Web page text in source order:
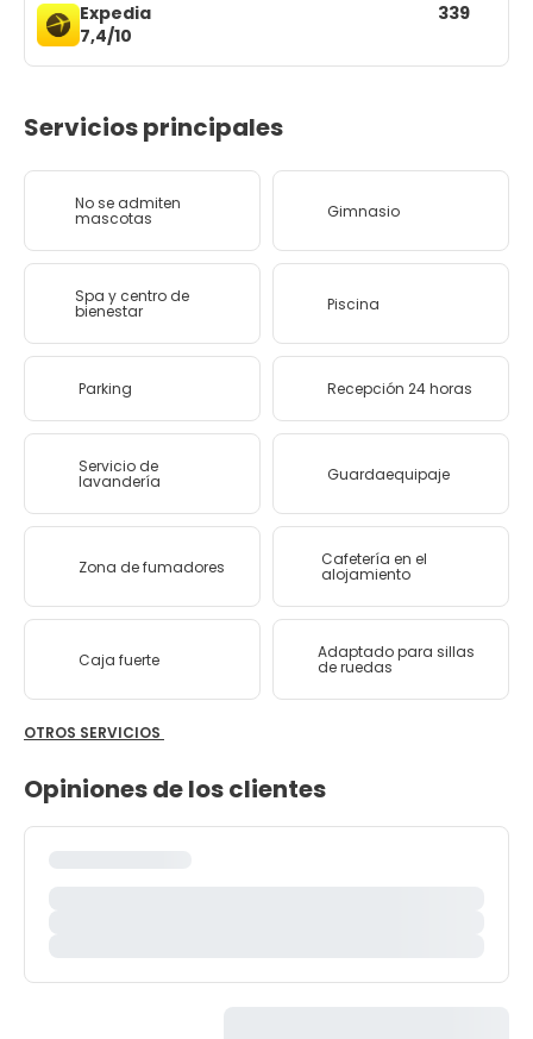
Expedia
7,4/10
339
Servicios principales
No se admiten
mascotas Gimnasio
Spa y centro de
bienestar Piscina
Parking Recepción 24 horas
Servicio de
lavandería Guardaequipaje
Zona de fumadores Cafetería en el
alojamiento
Caja fuerte Adaptado para sillas
de ruedas
OTROS SERVICIOS
Opiniones de los clientes